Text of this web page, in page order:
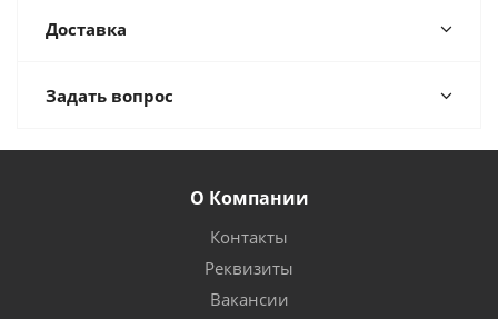
Доставка
Задать вопрос
О Компании
Контакты
Реквизиты
Вакансии